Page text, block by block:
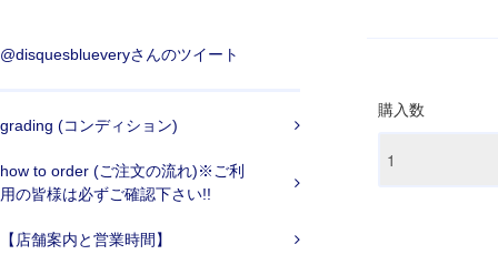
@disquesblueveryさんのツイート
grading (コンディション)
how to order (ご注文の流れ)※ご利
用の皆様は必ずご確認下さい!!
【店舗案内と営業時間】
購入数